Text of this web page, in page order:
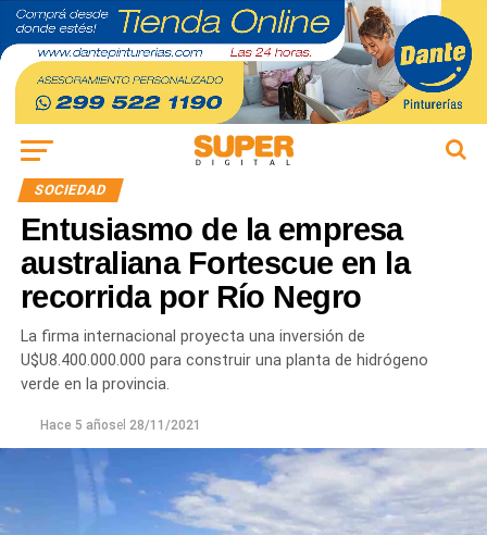
SOCIEDAD
Entusiasmo de la empresa
australiana Fortescue en la
recorrida por Río Negro
La firma internacional proyecta una inversión de
U$U8.400.000.000 para construir una planta de hidrógeno
verde en la provincia.
Hace 5 añosel 28/11/2021